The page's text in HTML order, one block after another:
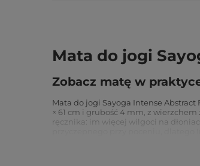
Mata do jogi
Zobacz matę w
Mata do jogi Sayoga Intense
× 61 cm i grubość 4 mm, z
ręcznika: im więcej wilgoci na
To rozwiązuje problem, który przy